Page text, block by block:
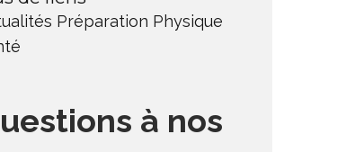
Préparation Physique
à nos